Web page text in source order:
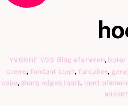
YVONNE VOS Blog afsmeren, boter
creme, fondant taart, funcakes,
cake, sharp edges taart, taart
unicorn